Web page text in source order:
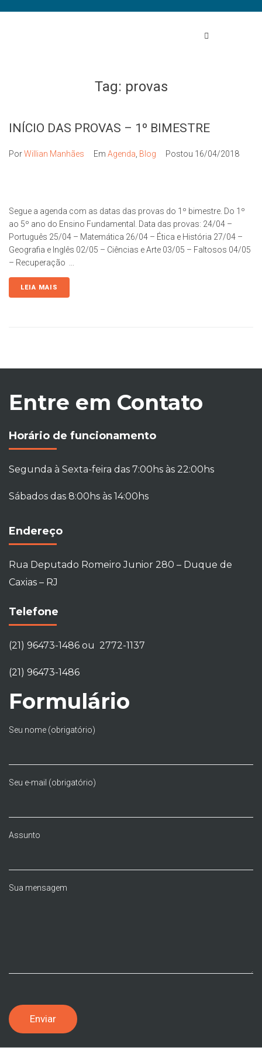
Tag: provas
INÍCIO DAS PROVAS – 1º BIMESTRE
PorWillian Manhães Em Agenda Blog Postou 16/04/2018
Segue a agenda com as datas das provas do 1º bimestre. Do 1º
ao 5º ano do Ensino Fundamental. Data das provas: 24/04 –
Português 25/04 – Matemática 26/04 – Ética e História 27/04 –
Geografia e Inglês 02/05 – Ciências e Arte 03/05 – Faltosos 04/05
– Recuperação ...
LEIA MAIS
Entre em Contato
Horário de funcionamento
Segunda à Sexta-feira das 7:00hs às 22:00hs
Sábados das 8:00hs às 14:00hs
Endereço
Rua Deputado Romeiro Junior 280 – Duque de
Caxias – RJ
Telefone
(21) 96473-1486 ou 2772-1137
(21) 96473-1486
Formulário
Seu nome (obrigatório)
Seu e-mail (obrigatório)
Assunto
Sua mensagem